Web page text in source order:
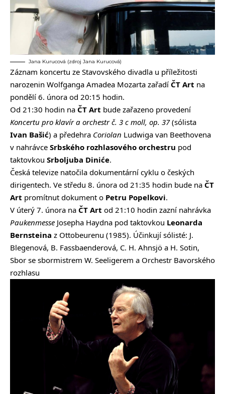
Jana Kurucová (zdroj Jana Kurucová)
Záznam koncertu ze Stavovského divadla u příležitosti
narozenin Wolfganga Amadea Mozarta zařadí ČT Art na
pondělí 6. února od 20:15 hodin.
Od 21:30 hodin na ČT Art bude zařazeno provedení
Koncertu pro klavír a orchestr č. 3 c moll, op. 37(sólista
Ivan Bašić) a předehra Coriolan Ludwiga van Beethovena
v nahrávce Srbského rozhlasového orchestru pod
taktovkou Srboljuba Diniće.
Česká televize natočila dokumentární cyklu o českých
dirigentech. Ve středu 8. února od 21:35 hodin bude na ČT
Art promítnut dokument o Petru Popelkovi.
V úterý 7. února na ČT Art od 21:10 hodin zazní nahrávka
Paukenmesse Josepha Haydna pod taktovkou Leonarda
Bernsteina z Ottobeurenu (1985). Účinkují sólisté: J.
Blegenová, B. Fassbaenderová, C. H. Ahnsjö a H. Sotin,
Sbor se sbormistrem W. Seeligerem a Orchestr Bavorského
rozhlasu